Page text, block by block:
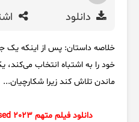
دانلود
خلاصه داستان: پس از اینکه یک
خود را به اشتباه انتخاب می‌کند،
ماندن تلاش کند زیرا شکارچیان...
دانلود فیلم متهم Accused 2023 با زیرنویس فارسی